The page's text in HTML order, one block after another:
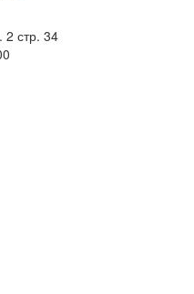
2 стр. 34